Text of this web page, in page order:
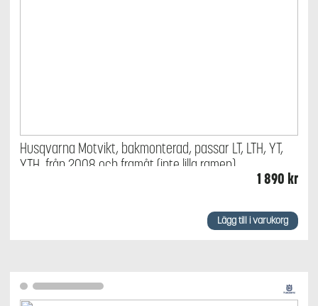
Husqvarna Motvikt, bakmonterad, passar LT, LTH, YT,
YTH, från 2008 och framåt (inte lilla ramen)
1 890 kr
Lägg till i varukorg